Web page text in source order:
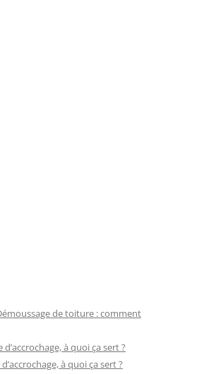
de toiture : comment
d’accrochage, à quoi ça sert ?
à quoi ça sert ?